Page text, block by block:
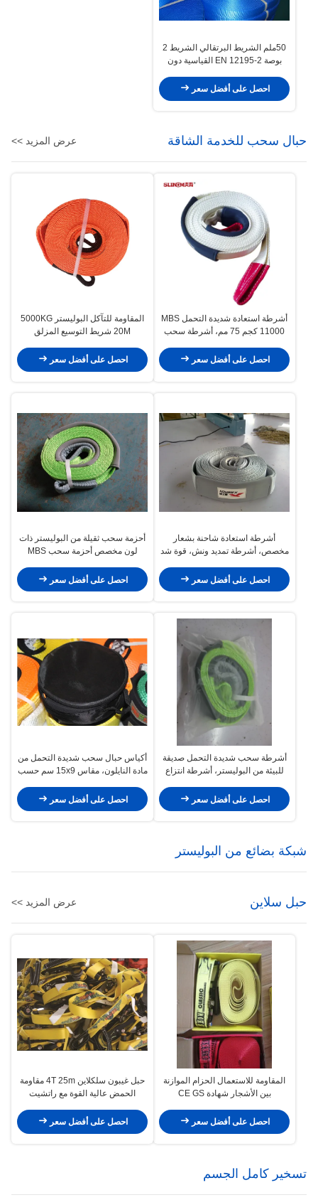
50ملم الشريط البرتقالي الشريط 2
بوصة EN 12195-2 القياسية دون
احصل على أفضل سعر
حبال سحب للخدمة الشاقة عرض المزيد >>
أشرطة استعادة شديدة التحمل MBS
11000 كجم 75 مم، أشرطة سحب
احصل على أفضل سعر
المقاومة للتآكل البوليستر 5000KG
20M شريط التوسيع المزلق
احصل على أفضل سعر
أشرطة استعادة شاحنة بشعار
مخصص، أشرطة تمديد ونش، قوة شد
احصل على أفضل سعر
أحزمة سحب ثقيلة من البوليستر ذات
لون مخصص أحزمة سحب MBS
احصل على أفضل سعر
أشرطة سحب شديدة التحمل صديقة
للبيئة من البوليستر، أشرطة انتزاع
100 مم
احصل على أفضل سعر
أكياس حبال سحب شديدة التحمل من
مادة النايلون، مقاس 15x9 سم حسب
احصل على أفضل سعر
شبكة بضائع من البوليستر
حبل سلاين عرض المزيد >>
المقاومة للاستعمال الحزام الموازنة
بين الأشجار شهادة CE GS
احصل على أفضل سعر
حبل غيبون سلكلاين 4T 25m مقاومة
الحمض عالية القوة مع راتشيت
احصل على أفضل سعر
تسخير كامل الجسم